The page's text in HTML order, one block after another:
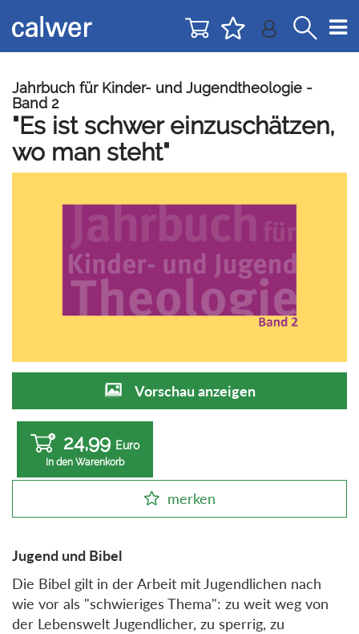
zur
Navigation
zum
Inhalt
Jahrbuch für Kinder- und Jugendtheologie -
Band 2
"Es ist schwer einzuschätzen,
wo man steht"
Vorschau anzeigen
24,99 Euro
In den Warenkorb
merken
Jugend und Bibel
Die Bibel gilt in der Arbeit mit Jugendlichen nach
wie vor als "schwieriges Thema": zu weit weg von
der Lebenswelt Jugendlicher, zu sperrig, zu